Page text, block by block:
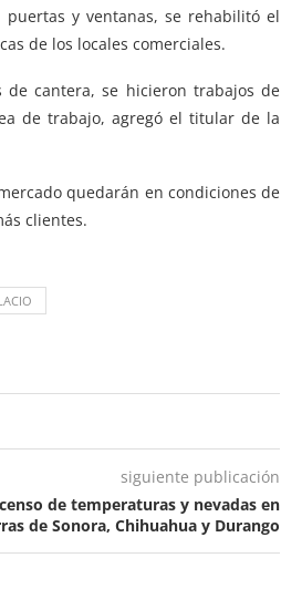
y ventanas, se rehabilitó el
de los locales comerciales.
cantera, se hicieron trabajos de
de trabajo, agregó el titular de la
quedarán en condiciones de
clientes.
siguiente publicación
de temperaturas y nevadas en
de Sonora, Chihuahua y Durango